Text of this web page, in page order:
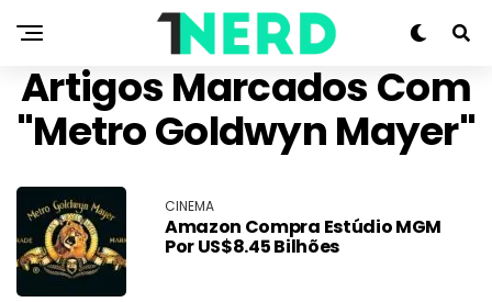
Artigos Marcados Com
"Metro Goldwyn Mayer"
CINEMA
Amazon Compra Estúdio MGM
Por US$8.45 Bilhões